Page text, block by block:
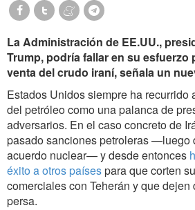
La Administración de EE.UU.,
Trump, podría fallar en su esfuerzo
venta del crudo iraní, señala un
Estados Unidos siempre ha recurrido
del petróleo como una palanca de
adversarios. En el caso concreto de
pasado sanciones petroleras —luego
acuerdo nuclear— y desde entonces
éxito a otros paísespara que corten
comerciales con Teherán y que dejen
persa.